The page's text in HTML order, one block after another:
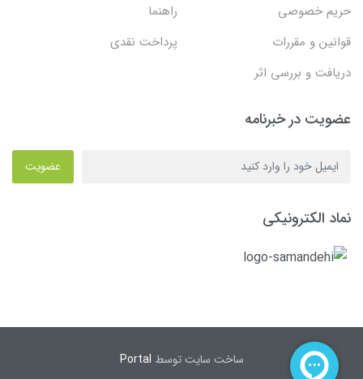
حریم خصوصی
راهنما
قوانین و مقررات
پرداخت نقدی
دریافت و بررسی اثر
عضویت در خبرنامه
عضویت
نماد الکترونیکی
ساخت سایت توسط Portal